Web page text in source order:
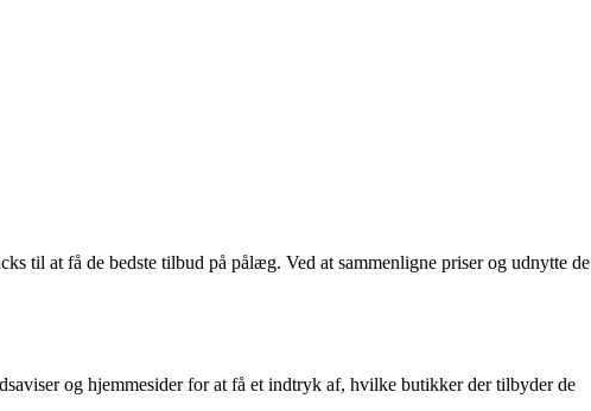
til at få de bedste tilbud på pålæg. Ved at sammenligne priser og udnytte de
og hjemmesider for at få et indtryk af, hvilke butikker der tilbyder de